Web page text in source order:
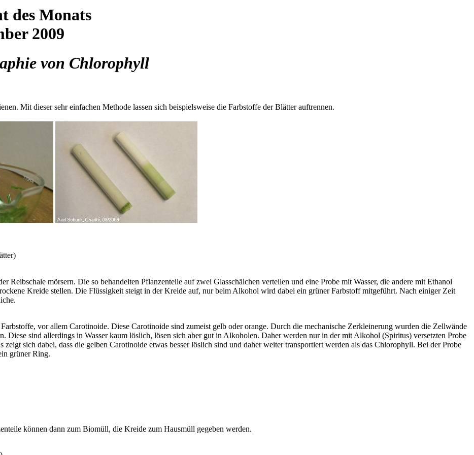
des Monats
2009
von Chlorophyll
Mit dieser sehr einfachen Methode lassen sich beispielsweise die Farbstoffe der Blätter auftrennen.
Reibschale mörsern. Die so behandelten Pflanzenteile auf zwei Glasschälchen verteilen und eine Probe mit Wasser, die andere mit Ethanol
Kreide stellen. Die Flüssigkeit steigt in der Kreide auf, nur beim Alkohol wird dabei ein grüner Farbstoff mitgeführt. Nach einiger Zeit
vor allem Carotinoide. Diese Carotinoide sind zumeist gelb oder orange. Durch die mechanische Zerkleinerung wurden die Zellwände
Diese sind allerdings in Wasser kaum löslich, lösen sich aber gut in Alkoholen. Daher werden nur in der mit Alkohol (Spiritus) versetzten Probe
sich dabei, dass die gelben Carotinoide etwas besser löslich sind und daher weiter transportiert werden als das Chlorophyll. Bei der Probe
grüner Ring.
können dann zum Biomüll, die Kreide zum Hausmüll gegeben werden.